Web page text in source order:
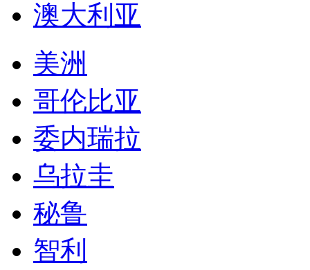
澳大利亚
美洲
哥伦比亚
委内瑞拉
乌拉圭
秘鲁
智利